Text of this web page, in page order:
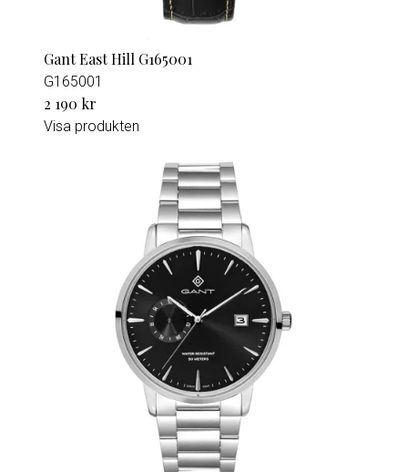
Gant East Hill G165001
G165001
2 190 kr
Visa produkten